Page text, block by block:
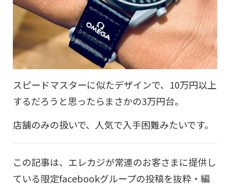
スピードマスターに似たデザインで、10万円以上
するだろうと思ったらまさかの3万円台。
店舗のみの扱いで、人気で入手困難みたいです。
この記事は、エレカジが常連のお客さまに提供し
ている限定facebookグループの投稿を抜粋・編